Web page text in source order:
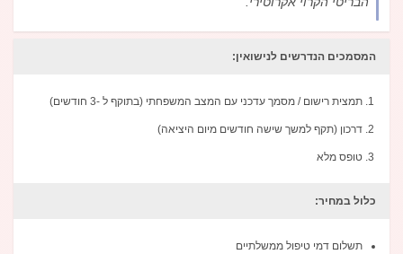
המסמכים הנדרשים לנישואין:
תמצית רישום / מסמך עדכני עם המצב המשפחתי (בתוקף ל -3 חודשים)
דרכון (תקף למשך שישה חודשים מיום היציאה)
טופס מלא
כלול במחיר:
תשלום דמי טיפול ממשלתיים